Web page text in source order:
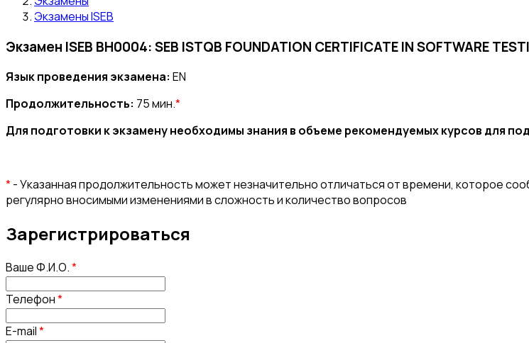
Экзамены ISEB
Экзамен ISEB BH0004: SEB ISTQB FOUNDATION CERTIFICATE IN SOFTWARE
Язык проведения экзамена: EN
Продолжительность: 75 мин.*
Для подготовки к экзамену необходимы знания в объеме рекомендуемых курсов для
*- Указанная продолжительность может незначительно отличаться от времени, которое
регулярно вносимыми изменениями в сложность и количество вопросов
Зарегистрироваться
Ваше Ф.И.О.*
Телефон*
E-mail*